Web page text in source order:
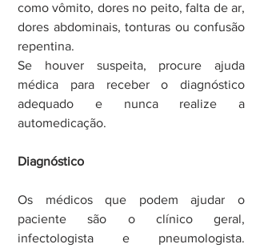
como vômito, dores no peito, falta de ar,
dores abdominais, tonturas ou confusão
repentina.
Se houver suspeita, procure ajuda
médica para receber o diagnóstico
adequado e nunca realize a
automedicação.
Diagnóstico
Os médicos que podem ajudar o
paciente são o clínico geral,
infectologista e pneumologista.